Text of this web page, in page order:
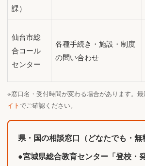
課）
仙台市総
合コール
センター
各種手続き・施設・制度
の問い合わせ
※窓口名・受付時間が変わる場合があります。
イト でご確認ください。
県・国の相談窓口（どなたでも・無
●宮城県総合教育センター「登校・